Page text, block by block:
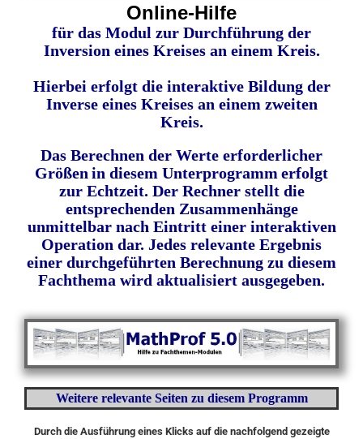
Online-Hilfe
für das Modul zur Durchführung der
Inversion eines Kreises an einem Kreis.
Hierbei erfolgt die interaktive Bildung der
Inverse eines Kreises an einem zweiten
Kreis.
Das Berechnen der Werte erforderlicher
Größen in diesem Unterprogramm erfolgt
zur Echtzeit. Der Rechner stellt die
entsprechenden Zusammenhänge
unmittelbar nach Eintritt einer interaktiven
Operation dar. Jedes relevante Ergebnis
einer durchgeführten Berechnung zu diesem
Fachthema wird aktualisiert ausgegeben.
Weitere relevante Seiten zu diesem Programm
Durch die Ausführung eines Klicks auf die nachfolgend gezeigte